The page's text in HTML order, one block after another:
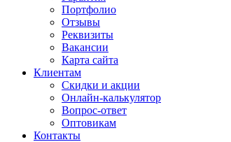
Портфолио
Отзывы
Реквизиты
Вакансии
Карта сайта
Клиентам
Скидки и акции
Онлайн-калькулятор
Вопрос-ответ
Оптовикам
Контакты